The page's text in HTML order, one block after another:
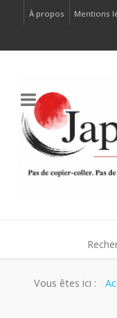
À propos Mentions
Vous êtes ici :